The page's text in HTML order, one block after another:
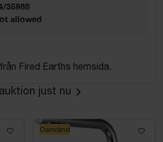
35988
allowed
Fired Earths hemsida.
just nu
Oanvänd